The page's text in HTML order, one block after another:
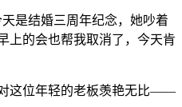
是结婚三周年纪念，她吵着
上的会也帮我取消了，今天肯
这位年轻的老板羡艳无比——